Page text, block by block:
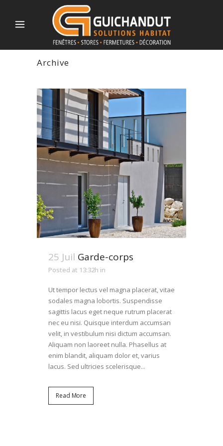
Archive
25 Juil Garde-corps
Posted at 13:32h in
Ut tempor lectus vel magna placerat, vitae
sodales magna lobortis. Suspendisse
sagittis lacus eget neque rutrum placerat
nec eu nisi. Quisque interdum accumsan
velit, in vestibulum nisi dictum accumsan.
Aliquam non laoreet nulla. Phasellus at
enim blandit, aliquam dolor et, varius
lacus. Sed ultricies scelerisque...
Read More